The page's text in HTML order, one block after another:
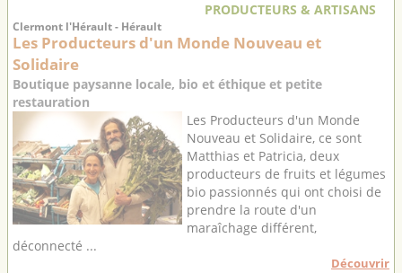
PRODUCTEURS & ARTISANS
Clermont l'Hérault - Hérault
Les Producteurs d'un Monde Nouveau et
Solidaire
Boutique paysanne locale, bio et éthique et petite
restauration
Les Producteurs d'un Monde
Nouveau et Solidaire, ce sont
Matthias et Patricia, deux
producteurs de fruits et légumes
bio passionnés qui ont choisi de
prendre la route d'un
maraîchage différent,
déconnecté ...
Découvrir